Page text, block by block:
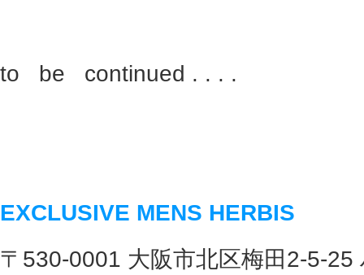
to be continued . . . .
EXCLUSIVE MENS HERBIS
〒530-0001 大阪市北区梅田2-5-25